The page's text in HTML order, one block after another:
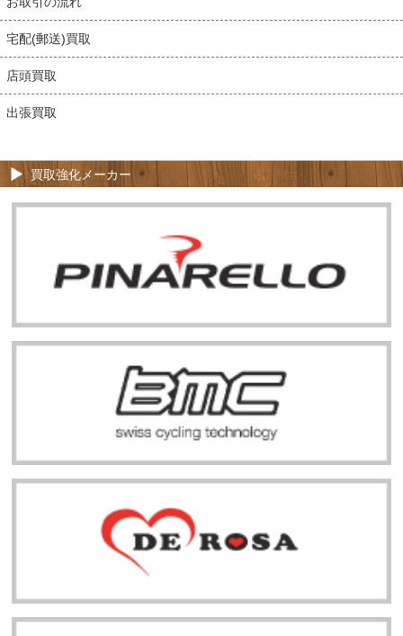
宅配(郵送)買取
店頭買取
出張買取
買取強化メーカー